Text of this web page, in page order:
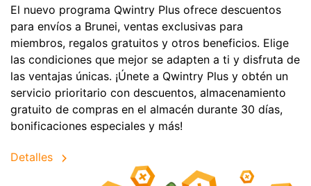
El nuevo programa Qwintry Plus ofrece descuentos
para envíos a Brunei, ventas exclusivas para
miembros, regalos gratuitos y otros beneficios. Elige
las condiciones que mejor se adapten a ti y disfruta de
las ventajas únicas. ¡Únete a Qwintry Plus y obtén un
servicio prioritario con descuentos, almacenamiento
gratuito de compras en el almacén durante 30 días,
bonificaciones especiales y más!
Detalles